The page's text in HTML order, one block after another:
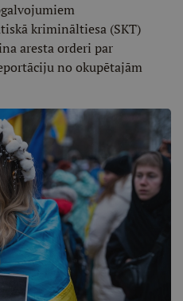
krimināltiesa (SKT)
aresta orderi par
no okupētajām